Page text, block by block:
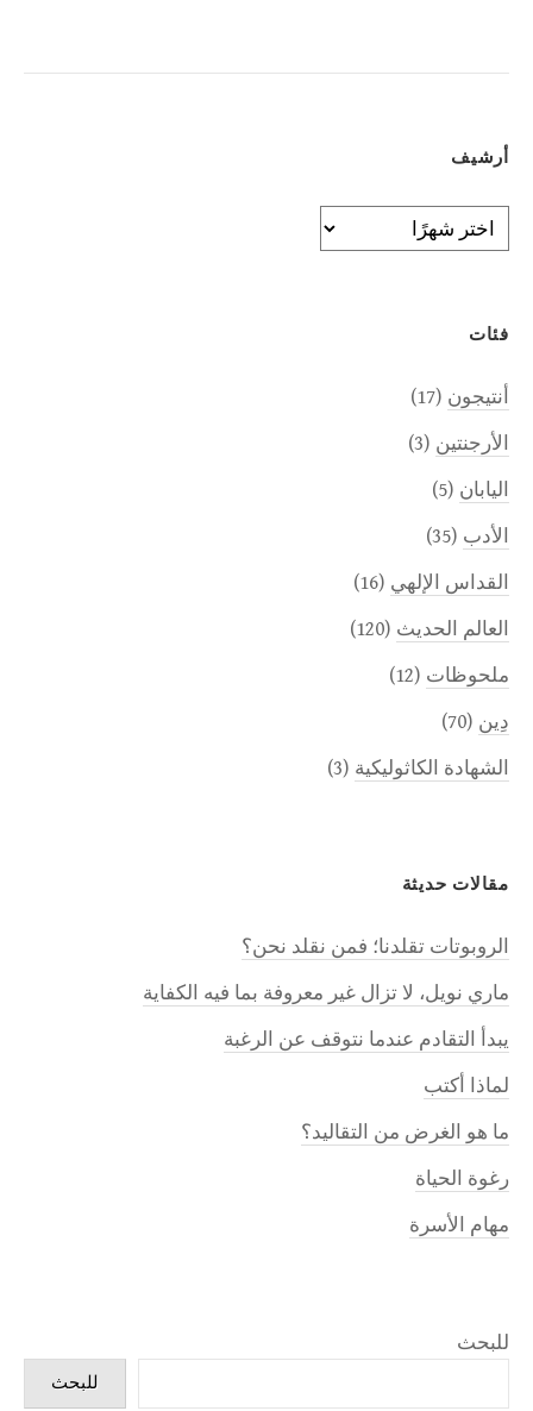
أرشيف
أرشيف
فئات
أنتيجون (17)
الأرجنتين (3)
اليابان (5)
الأدب (35)
القداس الإلهي (16)
العالم الحديث (120)
ملحوظات (12)
دِين (70)
الشهادة الكاثوليكية (3)
مقالات حديثة
الروبوتات تقلدنا؛ فمن نقلد نحن؟
ماري نويل، لا تزال غير معروفة بما فيه الكفاية
يبدأ التقادم عندما نتوقف عن الرغبة
لماذا أكتب
ما هو الغرض من التقاليد؟
رغوة الحياة
مهام الأسرة
للبحث
للبحث